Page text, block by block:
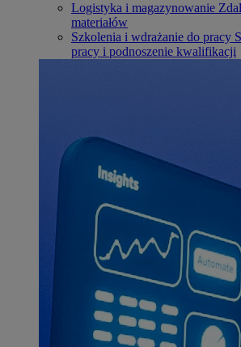
Logistyka i magazynowanie
materiałów
Szkolenia i wdrażanie do pracy
pracy i podnoszenie kwalifikacji